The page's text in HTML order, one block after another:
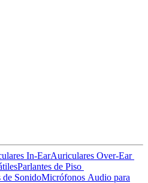
In-EarAuriculares Over-Ear
Parlantes de Piso
de SonidoMicrófonos Audio para